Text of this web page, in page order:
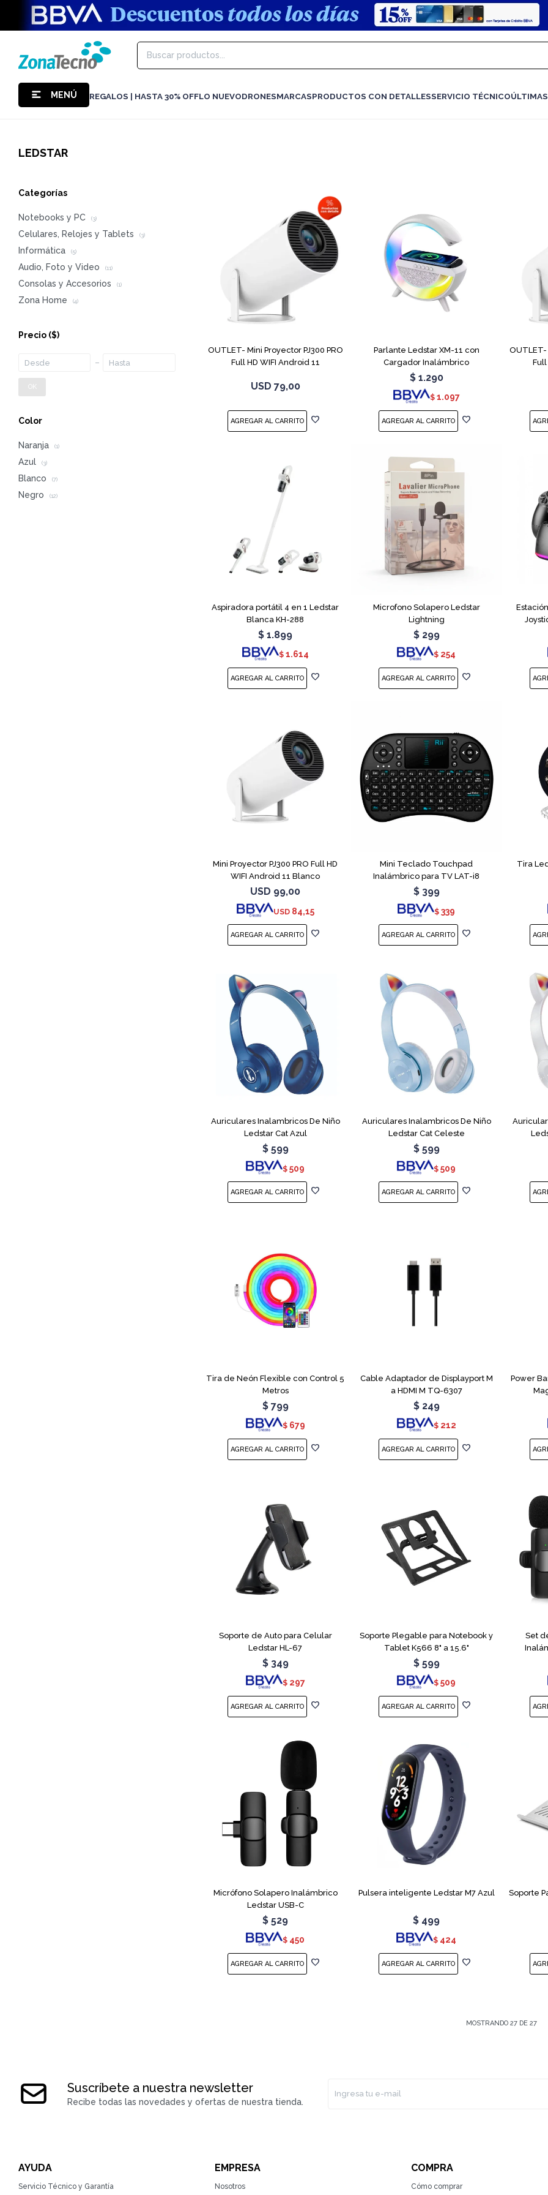
MENÚ REGALOS | HASTA 30% OFFLO NUEVODRONESMARCASPRODUCTOS CON DETALLESSERVICIO TÉCNICO
LEDSTAR
OUTLET- Mini Proyector PJ300 PRO
Full HD WIFI Android 11
USD 79,00
Parlante Ledstar XM-11 con
Cargador Inalámbrico
$ 1.290
$ 1.097
OUTLET-
Full
Aspiradora portátil 4 en 1 Ledstar
Blanca KH-288
$ 1.899
$ 1.614
Microfono Solapero Ledstar
Lightning
$ 299
$ 254
Mini Proyector PJ300 PRO Full HD
WIFI Android 11 Blanco
USD 99,00
USD 84,15
Mini Teclado Touchpad
Inalámbrico para TV LAT-i8
$ 399
$ 339
Tira
Auriculares Inalambricos De Niño
Ledstar Cat Azul
$ 599
$ 509
Auriculares Inalambricos De Niño
Ledstar Cat Celeste
$ 599
$ 509
Tira de Neón Flexible con Control 5
Metros
$ 799
$ 679
Cable Adaptador de Displayport M
a HDMI M TQ-6307
$ 249
$ 212
Power
Soporte de Auto para Celular
Ledstar HL-67
$ 349
$ 297
Soporte Plegable para Notebook y
Tablet K566 8" a 15.6"
$ 599
$ 509
Set
Micrófono Solapero Inalámbrico
Ledstar USB-C
$ 529
$ 450
Pulsera inteligente Ledstar M7 Azul
$ 499
$ 424
Soporte
MOSTRANDO27 DE27
Categorías
Notebooks y PC (3)
Celulares, Relojes y Tablets (3)
Informática (5)
Audio, Foto y Video (11)
Consolas y Accesorios (1)
Zona Home (4)
Precio ($)
OK
Color
Naranja (1)
Azul (3)
Blanco (7)
Negro (12)
Suscríbete a nuestra newsletter
Recibe todas las novedades y ofertas de nuestra tienda.
AYUDA
Servicio Técnico y Garantía
EMPRESA
Nosotros
COMPRA
Cómo comprar